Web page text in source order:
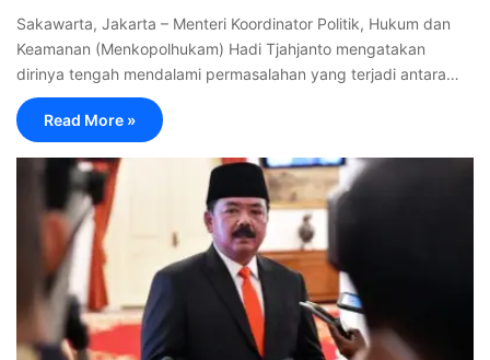
Sakawarta, Jakarta – Menteri Koordinator Politik, Hukum dan
Keamanan (Menkopolhukam) Hadi Tjahjanto mengatakan
dirinya tengah mendalami permasalahan yang terjadi antara…
Read More »